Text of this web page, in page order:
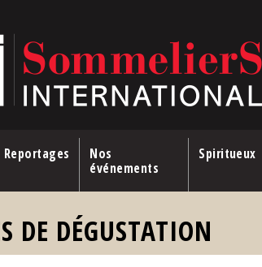
Reportages
Nos
événements
Spiritueux
DE DÉGUSTATION